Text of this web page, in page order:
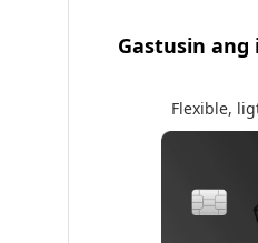
Gastusin ang
Flexible,